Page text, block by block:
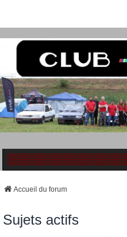
Accueil du forum
Sujets actifs